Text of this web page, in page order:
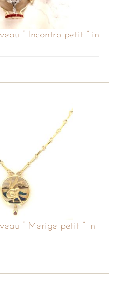
” Incontro petit ” in
” Merige petit ” in